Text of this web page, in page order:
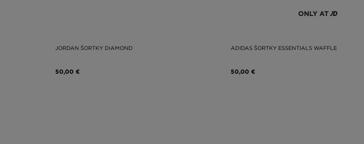
JORDAN ŠORTKY DIAMOND
50,00 €
ONLY AT
ADIDAS ŠORTKY ESSENTIALS WAFFLE
50,00 €